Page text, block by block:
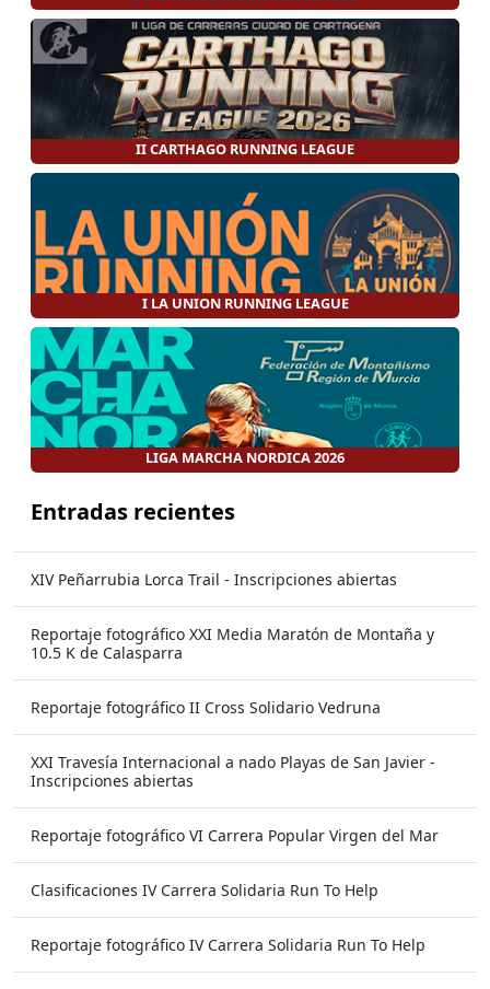
II CARTHAGO RUNNING LEAGUE
I LA UNION RUNNING LEAGUE
LIGA MARCHA NORDICA 2026
Entradas recientes
XIV Peñarrubia Lorca Trail - Inscripciones abiertas
Reportaje fotográfico XXI Media Maratón de Montaña y
10.5 K de Calasparra
Reportaje fotográfico II Cross Solidario Vedruna
XXI Travesía Internacional a nado Playas de San Javier -
Inscripciones abiertas
Reportaje fotográfico VI Carrera Popular Virgen del Mar
Clasificaciones IV Carrera Solidaria Run To Help
Reportaje fotográfico IV Carrera Solidaria Run To Help